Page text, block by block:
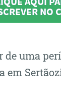
NO
de uma
em